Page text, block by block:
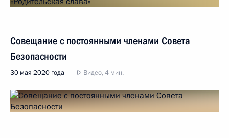
Совещание с постоянными членами Совета
Безопасности
30 мая 2020 года Видео, 4 мин.